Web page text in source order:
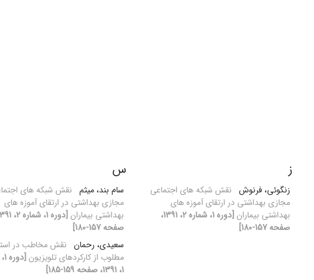
ز
زنگوئی، فرنوش نقش شبکه های اجتماعی
مجازی بهداشتی در ارتقای آموزه های
بهداشتی بیماران
[دوره 1، شماره 2، 1391،
صفحه 157-180]
س
سام بند، میثم نقش شبکه های
مجازی بهداشتی در ارتقای آموزه های
بهداشتی بیماران
صفحه 157-180]
سعیدی، رحمان نقش مخاطب در
مطلوب از کارکردهای تلویزیون
1، 1391، صفحه 159-185]